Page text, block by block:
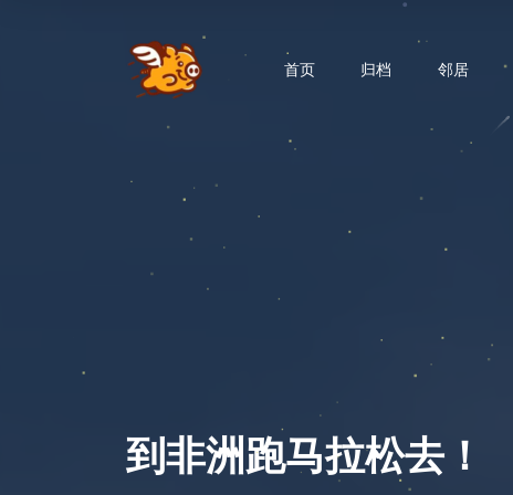
首页 归档 邻居
到非洲跑马拉松去！